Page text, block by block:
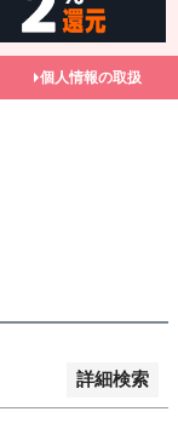
個人情報の取扱
詳細検索